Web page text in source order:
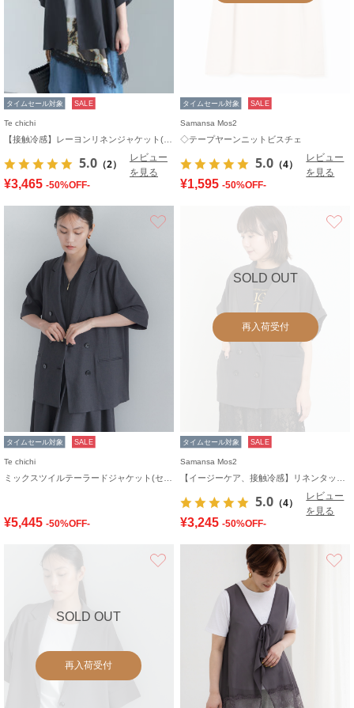
タイムセール対象 SALE
Te chichi
5.0 （2）
レビュー
を見る
¥3,465 -50%OFF-
タイムセール対象 SALE
Samansa Mos2
◇テープヤーンニットビスチェ
5.0 （4）
レビュー
を見る
¥1,595 -50%OFF-
タイムセール対象 SALE
Te chichi
¥5,445 -50%OFF-
SOLD OUT
再入荷受付
タイムセール対象 SALE
Samansa Mos2
5.0 （4）
レビュー
を見る
¥3,245 -50%OFF-
SOLD OUT
再入荷受付